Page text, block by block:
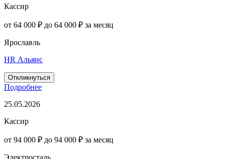
Кассир
от 64 000 ₽ до 64 000 ₽ за месяц
Ярославль
HR Альянс
Откликнуться
Подробнее
25.05.2026
Кассир
от 94 000 ₽ до 94 000 ₽ за месяц
Электросталь